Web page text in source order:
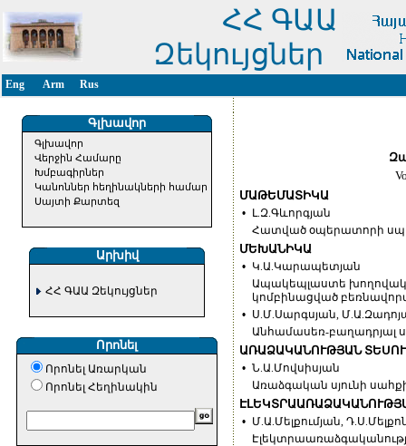
ՀՀ ԳԱԱ
Զեկույցներ
Eng Arm Rus
Գլխավոր
Գլխավոր
Վերջին Համարը
Խմբագիրներ
Կանոններ հեղինակների համար
Սայտի Քարտեզ
Արխիվ
ՀՀ ԳԱԱ Զեկույցներ
Որոնել
Որոնել Առարկան
Որոնել Հեղինակին
ՄԱԹԵՄԱՏԻԿԱ
• Լ.Զ.Գևորգյան
Հատված օպերատորի
ՄԵԽԱՆԻԿԱ
• Կ.Ա.Կարապետյան
Ապակեպլաստե
կոմբինացված
• Ս.Մ.Սարգսյան,
Անհամասեռ-բաղադրյալ
ԱՌԱՁԱԿԱՆՈՒԹՅԱՆ
• Ն.Ա.Մովսիսյան
Առաձգական սյունի
• Մ.Ա.Մելքումյան,